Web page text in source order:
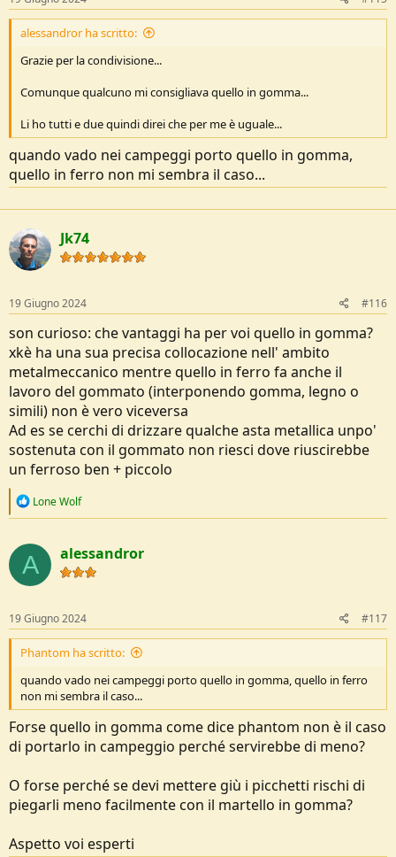
:
alessandror ha scritto:
Grazie per la condivisione...
Comunque qualcuno mi consigliava quello in gomma...
Li ho tutti e due quindi direi che per me è uguale...
quando vado nei campeggi porto quello in gomma,
quello in ferro non mi sembra il caso...
Jk74
19 Giugno 2024 #116
son curioso: che vantaggi ha per voi quello in gomma?
xkè ha una sua precisa collocazione nell' ambito
metalmeccanico mentre quello in ferro fa anche il
lavoro del gommato (interponendo gomma, legno o
simili) non è vero viceversa
Ad es se cerchi di drizzare qualche asta metallica unpo'
sostenuta con il gommato non riesci dove riuscirebbe
un ferroso ben + piccolo
R
c
t
i
o
s
:
Lone Wolf
A alessandror
19 Giugno 2024 #117
Phantom ha scritto:
quando vado nei campeggi porto quello in gomma, quello in ferro
non mi sembra il caso...
Forse quello in gomma come dice phantom non è il caso
di portarlo in campeggio perché servirebbe di meno?
O forse perché se devi mettere giù i picchetti rischi di
piegarli meno facilmente con il martello in gomma?
Aspetto voi esperti